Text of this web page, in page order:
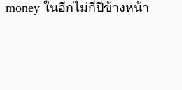
money ในอีกไม่กี่ปีข้างหน้า